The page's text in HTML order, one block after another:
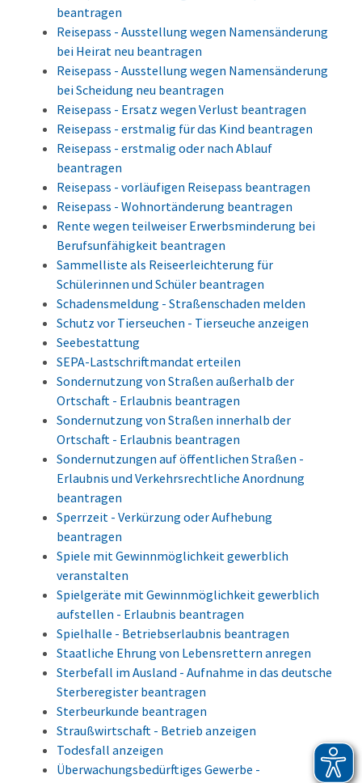
beantragen
Reisepass - Ausstellung wegen Namensänderung
bei Heirat neu beantragen
Reisepass - Ausstellung wegen Namensänderung
bei Scheidung neu beantragen
Reisepass - Ersatz wegen Verlust beantragen
Reisepass - erstmalig für das Kind beantragen
Reisepass - erstmalig oder nach Ablauf
beantragen
Reisepass - vorläufigen Reisepass beantragen
Reisepass - Wohnortänderung beantragen
Rente wegen teilweiser Erwerbsminderung bei
Berufsunfähigkeit beantragen
Sammelliste als Reiseerleichterung für
Schülerinnen und Schüler beantragen
Schadensmeldung - Straßenschaden melden
Schutz vor Tierseuchen - Tierseuche anzeigen
Seebestattung
SEPA-Lastschriftmandat erteilen
Sondernutzung von Straßen außerhalb der
Ortschaft - Erlaubnis beantragen
Sondernutzung von Straßen innerhalb der
Ortschaft - Erlaubnis beantragen
Sondernutzungen auf öffentlichen Straßen -
Erlaubnis und Verkehrsrechtliche Anordnung
beantragen
Sperrzeit - Verkürzung oder Aufhebung
beantragen
Spiele mit Gewinnmöglichkeit gewerblich
veranstalten
Spielgeräte mit Gewinnmöglichkeit gewerblich
aufstellen - Erlaubnis beantragen
Spielhalle - Betriebserlaubnis beantragen
Staatliche Ehrung von Lebensrettern anregen
Sterbefall im Ausland - Aufnahme in das deutsche
Sterberegister beantragen
Sterbeurkunde beantragen
Straußwirtschaft - Betrieb anzeigen
Todesfall anzeigen
Überwachungsbedürftiges Gewerbe -